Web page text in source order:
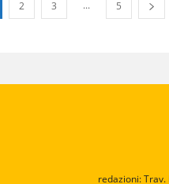
2 3 ... 5
redazioni: